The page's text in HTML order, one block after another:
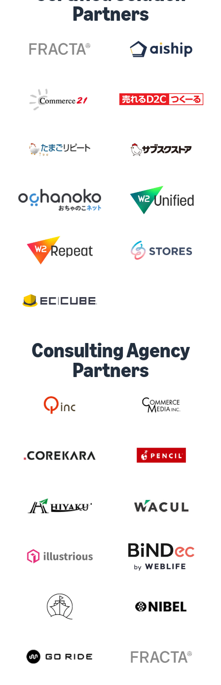
Partners
Consulting Agency
Partners